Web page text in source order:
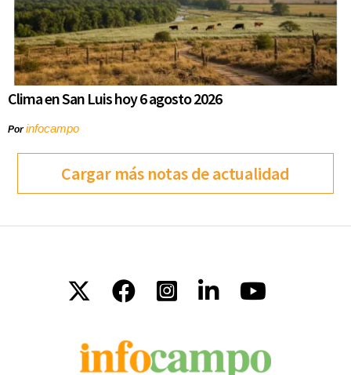
Clima en San Luis hoy 6 agosto 2026
Porinfocampo
Cargar más notas de actualidad